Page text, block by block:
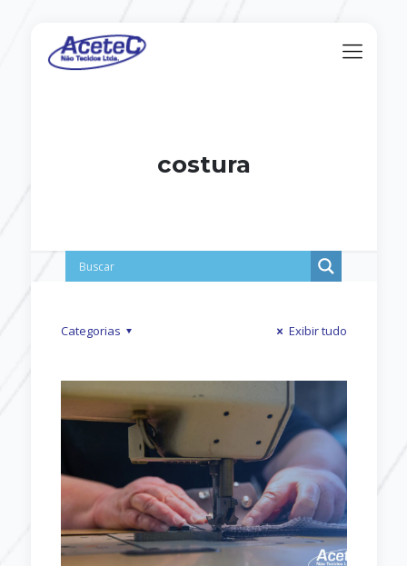
costura
Categorias Exibir tudo